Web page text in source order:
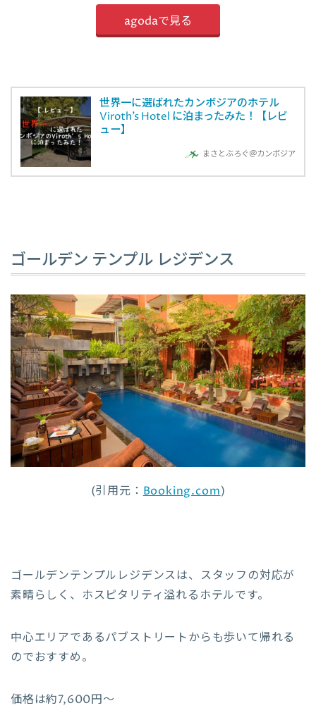
agodaで見る
世界一に選ばれたカンボジアのホテル
Viroth’s Hotel に泊まったみた！【レビ
ュー】
まさとぶろぐ＠カンボジア
ゴールデン テンプル レジデンス
(引用元：Booking.com)
ゴールデンテンプルレジデンスは、スタッフの対応が
素晴らしく、ホスピタリティ溢れるホテルです。
中心エリアであるパブストリートからも歩いて帰れる
のでおすすめ。
価格は約7,600円〜